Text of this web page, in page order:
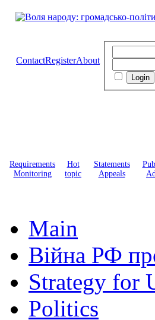
ContactRegisterAbout
Requirements
Monitoring
Hot
topic
Statements
Appeals
Main
Війна РФ
Strategy for
Politics